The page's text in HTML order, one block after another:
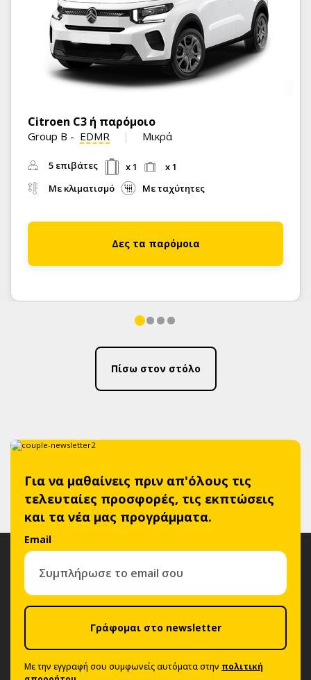
Citroen C3 ή παρόμοιο
Group B - EDMR Μικρά
5 επιβάτες x 1
x 1
Με κλιματισμό
Με ταχύτητες
Δες τα παρόμοια
Πίσω στον στόλο
Για να μαθαίνεις πριν απ'όλους τις
τελευταίες προσφορές, τις εκπτώσεις
και τα νέα μας προγράμματα.
Email
Γράφομαι στο newsletter
Με την εγγραφή σου συμφωνείς αυτόματα στην πολιτική